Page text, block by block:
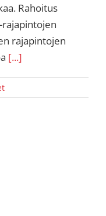
Rahoitus
rajapintojen
rajapintojen
[...]